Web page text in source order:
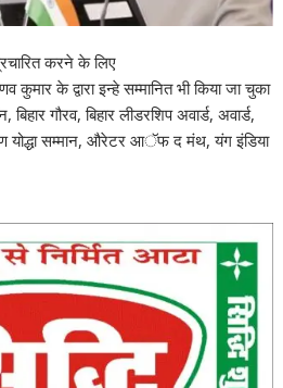
करने के लिए
कुमार के द्वारा इन्हे सम्मानित भी किया जा चुका
गौरव, बिहार लीडरशिप अवार्ड, अवार्ड,
योद्धा सम्मान, औरेटर आॅफ द मंथ, यंग इंडिया